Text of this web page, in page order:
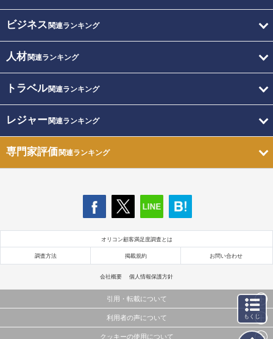
ビジネス 関連ランキング
人材関連ランキング
トラベル関連ランキング
レジャー関連ランキング
専門家評価関連ランキング
オリコン顧客満足度調査とは
調査方法 掲載規約 お問い合わせ
会社概要 個人情報保護方針
引用・転載について
当サイトで公開されている情報（文字、写真、イラスト、画像データ等）及びこれらの配置・
利用者の声について
クッキーの使用について
もくじ